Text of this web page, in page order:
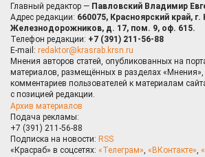
Главный редактор — Павловский Владимир
Адрес редакции: 660075, Красноярский край, г.
Железнодорожников, д. 17, пом. 9, оф. 615.
Телефон редакции: +7 (391) 211-56-88
E-mail: redaktor@krasrab.krsn.ru
Мнения авторов статей, опубликованных на
материалов, размещённых в разделах
комментариев пользователей к материалам
с позицией редакции.
Архив материалов
Подача рекламы:
+7 (391) 211-56-88
Подписка на новости: RSS
«Красраб» в соцсетях: «Телеграм», «ВКонтакте»,